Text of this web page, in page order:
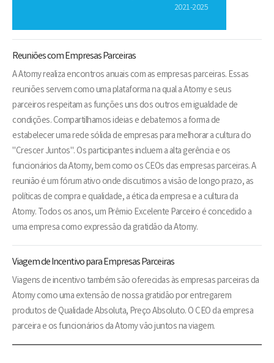
2021-2025
Reuniões com Empresas Parceiras
A Atomy realiza encontros anuais com as empresas parceiras. Essas
reuniões servem como uma plataforma na qual a Atomy e seus
parceiros respeitam as funções uns dos outros em igualdade de
condições. Compartilhamos ideias e debatemos a forma de
estabelecer uma rede sólida de empresas para melhorar a cultura do
"Crescer Juntos". Os participantes incluem a alta gerência e os
funcionários da Atomy, bem como os CEOs das empresas parceiras. A
reunião é um fórum ativo onde discutimos a visão de longo prazo, as
políticas de compra e qualidade, a ética da empresa e a cultura da
Atomy. Todos os anos, um Prêmio Excelente Parceiro é concedido a
uma empresa como expressão da gratidão da Atomy.
Viagem de Incentivo para Empresas Parceiras
Viagens de incentivo também são oferecidas às empresas parceiras da
Atomy como uma extensão de nossa gratidão por entregarem
produtos de Qualidade Absoluta, Preço Absoluto. O CEO da empresa
parceira e os funcionários da Atomy vão juntos na viagem.